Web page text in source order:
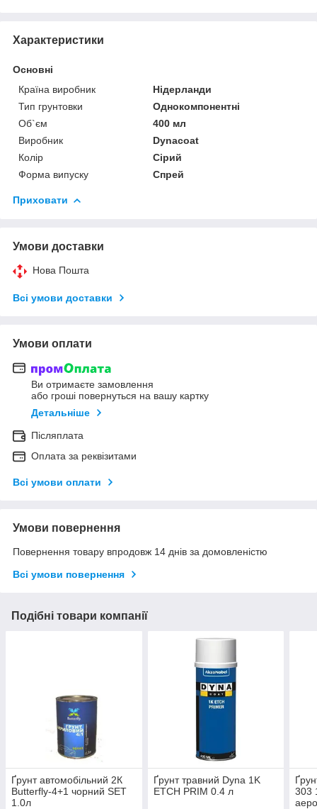
Характеристики
Основні
Країна виробник
Нідерланди
Тип грунтовки
Однокомпонентні
Об`єм
400 мл
Виробник
Dynacoat
Колір
Сірий
Форма випуску
Спрей
Приховати
Умови доставки
Нова Пошта
Всі умови доставки
Умови оплати
Ви отримаєте замовлення
або гроші повернуться на вашу картку
Детальніше
Післяплата
Оплата за реквізитами
Всі умови оплати
Умови повернення
Повернення товару впродовж 14 днів за домовленістю
Всі умови повернення
Подібні товари компанії
Ґрунт автомобільний 2К
Butterfly-4+1 чорний SET
1.0л
Ґрунт травний Dyna 1K
ETCH PRIM 0.4 л
303